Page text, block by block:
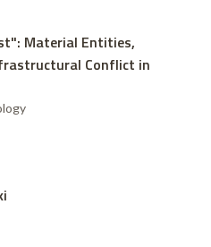
Material Entities,
Conflict in